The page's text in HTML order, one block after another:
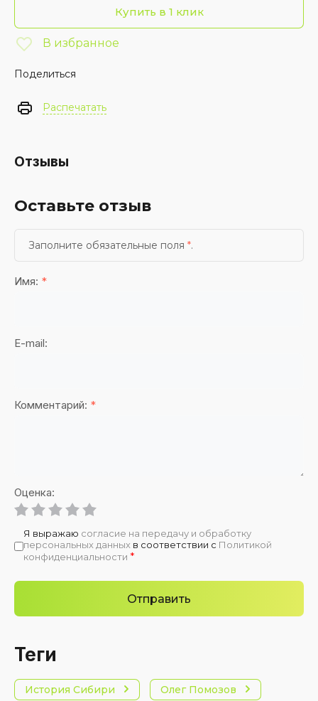
Купить в 1 клик
В избранное
Поделиться
Распечатать
Отзывы
Оставьте отзыв
Заполните обязательные поля *.
Имя: *
E-mail:
Комментарий: *
Оценка:
Я выражаю согласие на передачу и обработку
персональных данных в соответствии с Политикой
конфиденциальности *
Отправить
теги
История Сибири Олег Помозов